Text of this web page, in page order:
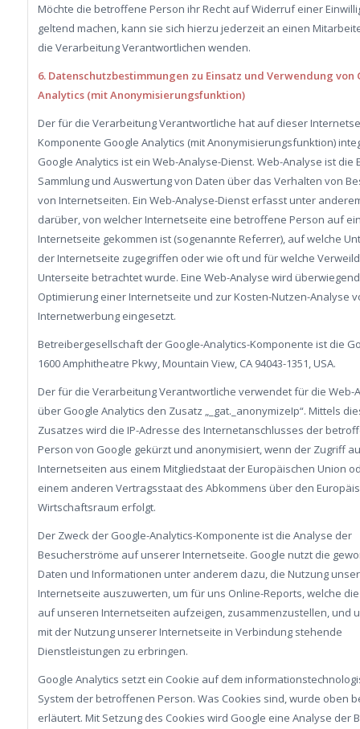
Möchte die betroffene Person ihr Recht auf Widerruf einer
geltend machen, kann sie sich hierzu jederzeit an einen
die Verarbeitung Verantwortlichen wenden.
6. Datenschutzbestimmungen zu Einsatz und Verwendung von
Analytics (mit Anonymisierungsfunktion)
Der für die Verarbeitung Verantwortliche hat auf dieser
Komponente Google Analytics (mit Anonymisierungsfunktion)
Google Analytics ist ein Web-Analyse-Dienst. Web-Analyse ist die
Sammlung und Auswertung von Daten über das Verhalten von
von Internetseiten. Ein Web-Analyse-Dienst erfasst unter
darüber, von welcher Internetseite eine betroffene Person auf
Internetseite gekommen ist (sogenannte Referrer), auf welche
der Internetseite zugegriffen oder wie oft und für welche
Unterseite betrachtet wurde. Eine Web-Analyse wird
Optimierung einer Internetseite und zur Kosten-Nutzen-Analyse
Internetwerbung eingesetzt.
Betreibergesellschaft der Google-Analytics-Komponente ist die
1600 Amphitheatre Pkwy, Mountain View, CA 94043-1351, USA.
Der für die Verarbeitung Verantwortliche verwendet für die Web-
über Google Analytics den Zusatz „_gat._anonymizeIp“. Mittels
Zusatzes wird die IP-Adresse des Internetanschlusses der
Person von Google gekürzt und anonymisiert, wenn der Zugriff
Internetseiten aus einem Mitgliedstaat der Europäischen Union
einem anderen Vertragsstaat des Abkommens über den
Wirtschaftsraum erfolgt.
Der Zweck der Google-Analytics-Komponente ist die Analyse der
Besucherströme auf unserer Internetseite. Google nutzt die
Daten und Informationen unter anderem dazu, die Nutzung
Internetseite auszuwerten, um für uns Online-Reports, welche
auf unseren Internetseiten aufzeigen, zusammenzustellen, und
mit der Nutzung unserer Internetseite in Verbindung stehende
Dienstleistungen zu erbringen.
Google Analytics setzt ein Cookie auf dem
System der betroffenen Person. Was Cookies sind, wurde oben
erläutert. Mit Setzung des Cookies wird Google eine Analyse der